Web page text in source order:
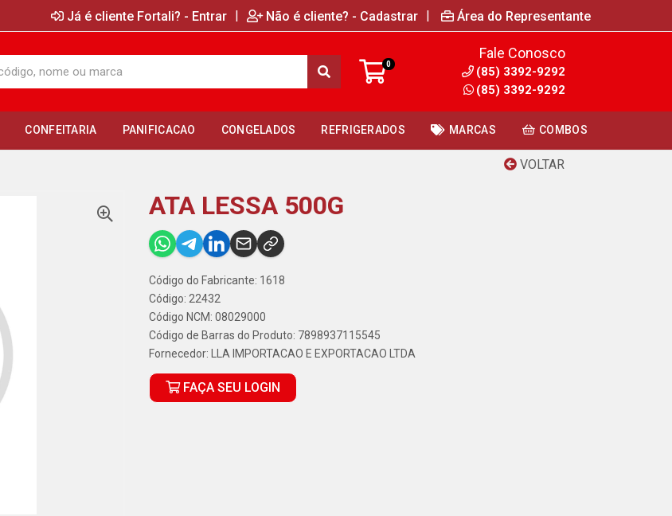
Já é cliente Fortali? - Entrar | Não é cliente? - Cadastrar | Área do Representante
0
Fale Conosco
(85) 3392-9292
(85) 3392-9292
CONFEITARIA PANIFICACAO CONGELADOS REFRIGERADOS MARCAS COMBOS
VOLTAR
ATA LESSA 500G
Código do Fabricante: 1618
Código: 22432
Código NCM: 08029000
Código de Barras do Produto: 7898937115545
Fornecedor:
LLA IMPORTACAO E EXPORTACAO LTDA
FAÇA SEU LOGIN